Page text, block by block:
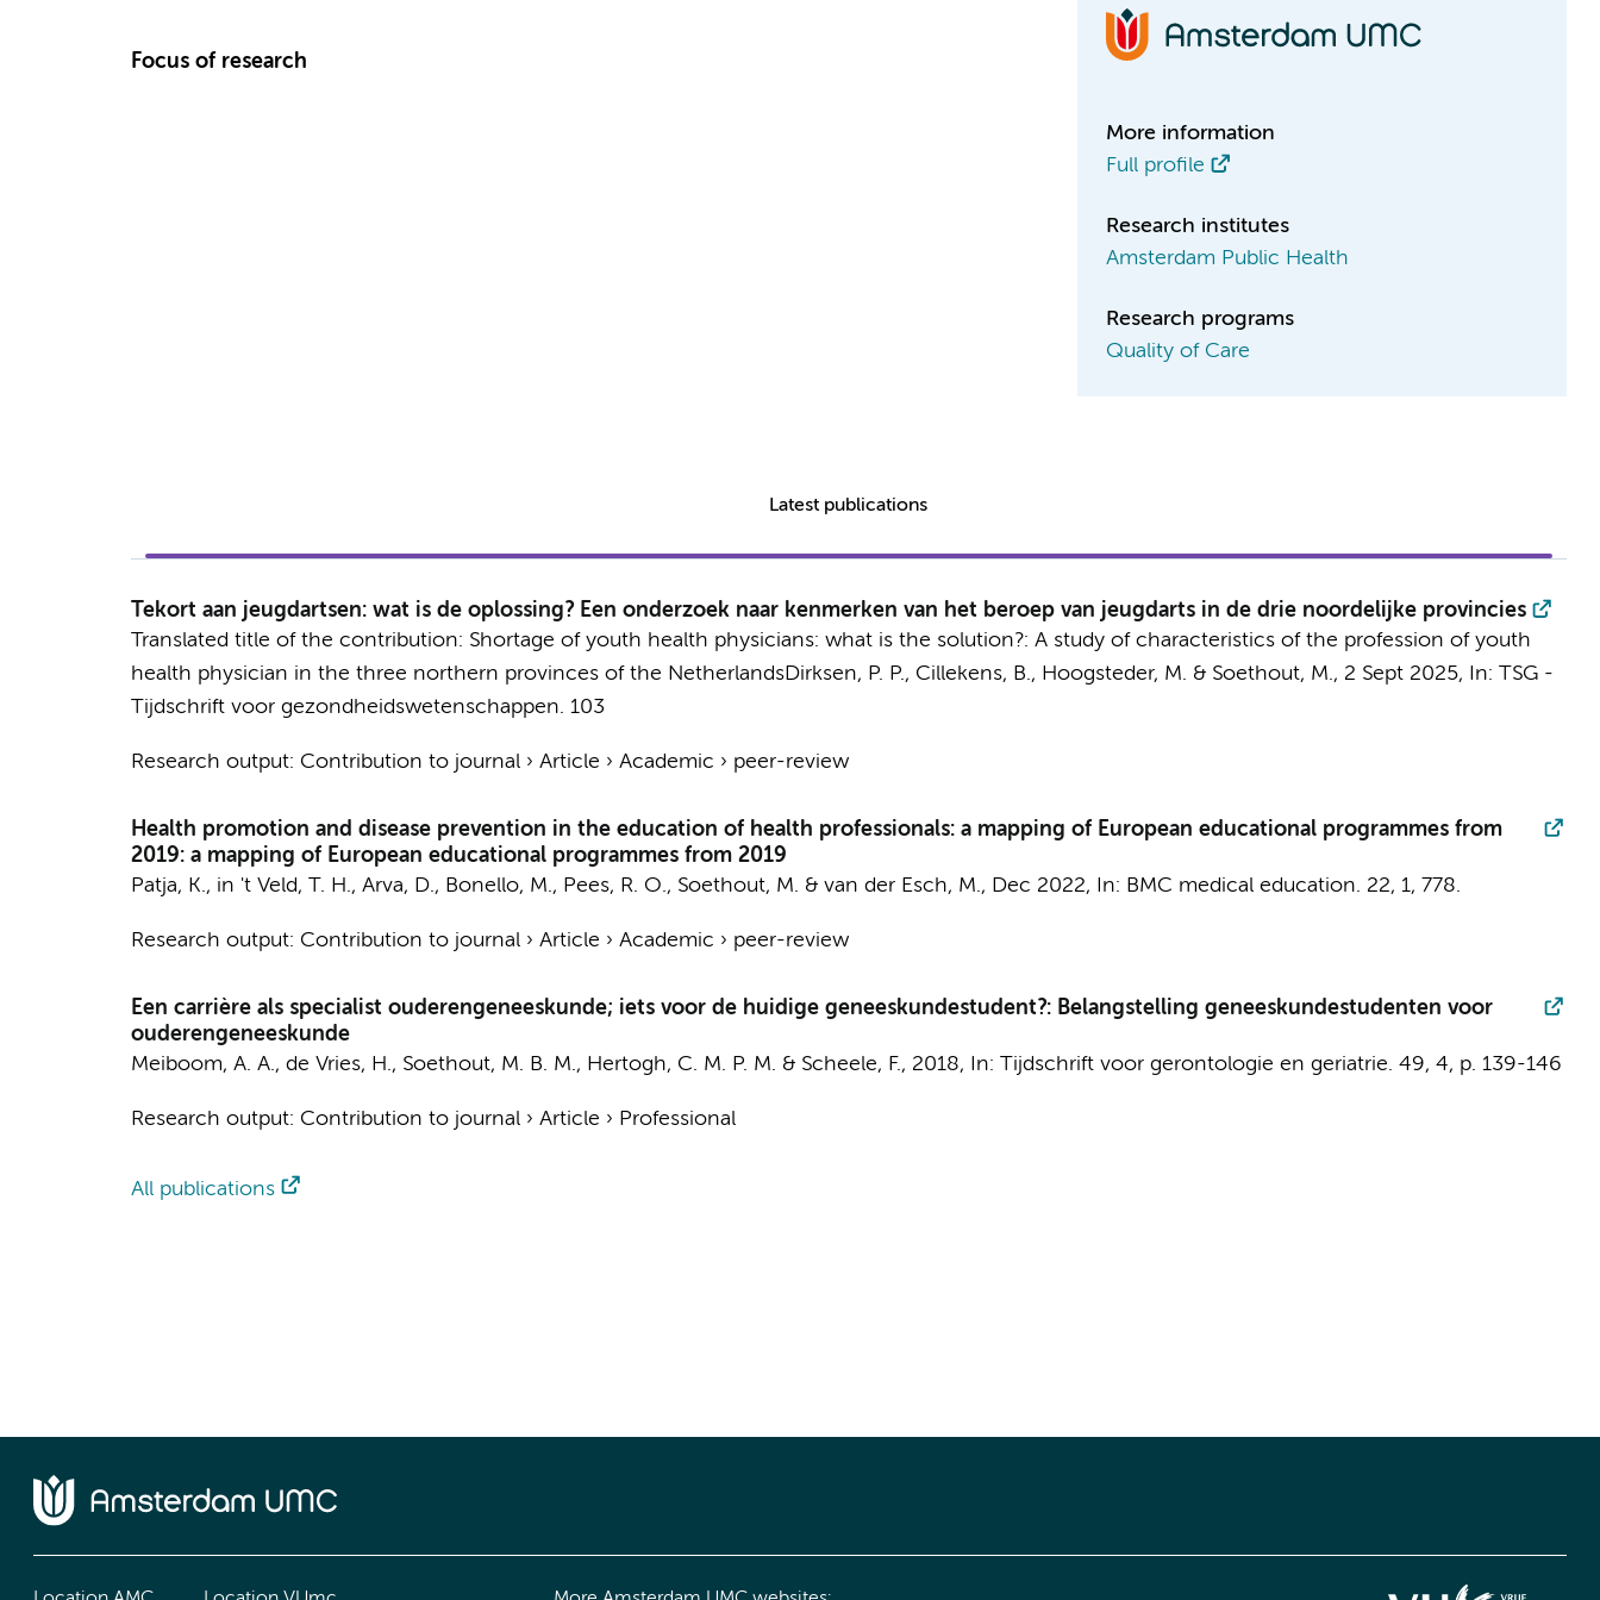
Focus of research
More information
Full profile
Research institutes
Amsterdam Public Health
Research programs
Quality of Care
Latest publications
Tekort aan jeugdartsen: wat is de oplossing? Een onderzoek naar kenmerken van het beroep van jeugdarts in de drie noordelijke provincies
Translated title of the contribution: Shortage of youth health physicians: what is the solution?: A study of characteristics of the profession of youth
health physician in the three northern provinces of the NetherlandsDirksen, P. P., Cillekens, B., Hoogsteder, M. & Soethout, M., 2 Sept 2025, In: TSG -
Tijdschrift voor gezondheidswetenschappen. 103
Research output: Contribution to journal› Article › Academic › peer-review
Health promotion and disease prevention in the education of health professionals: a mapping of European educational programmes from
2019: a mapping of European educational programmes from 2019
Patja, K., in 't Veld, T. H., Arva, D., Bonello, M., Pees, R. O., Soethout, M. & van der Esch, M., Dec 2022, In: BMC medical education. 22, 1, 778.
Research output: Contribution to journal› Article › Academic › peer-review
Een carrière als specialist ouderengeneeskunde; iets voor de huidige geneeskundestudent?: Belangstelling geneeskundestudenten voor
ouderengeneeskunde
Meiboom, A. A., de Vries, H., Soethout, M. B. M., Hertogh, C. M. P. M. & Scheele, F., 2018, In: Tijdschrift voor gerontologie en geriatrie. 49, 4, p. 139-146
Research output: Contribution to journal› Article › Professional
All publications